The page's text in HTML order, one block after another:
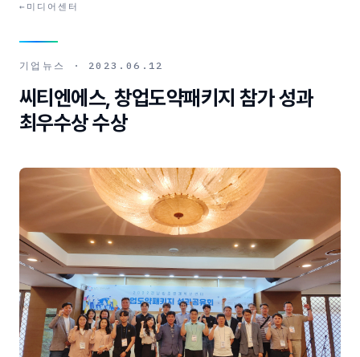
← 미디어센터
기업뉴스 · 2023.06.12
씨티엔에스, 창업도약패키지 참가 성과
최우수상 수상